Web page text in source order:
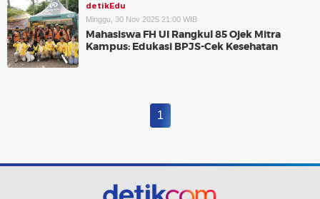
detikEdu
Minggu, 30 Nov 2025 21:00 WIB
Mahasiswa FH UI Rangkul 85 Ojek Mitra
Kampus: Edukasi BPJS-Cek Kesehatan
1